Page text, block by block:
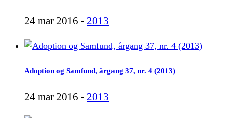
24 mar 2016 - 2013
Adoption og Samfund, årgang 37, nr. 4 (2013)
24 mar 2016 - 2013